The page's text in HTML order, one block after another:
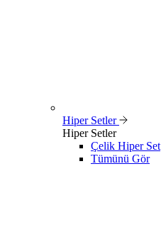
Hiper Setler
Hiper Setler
Çelik Hiper Set
Tümünü Gör